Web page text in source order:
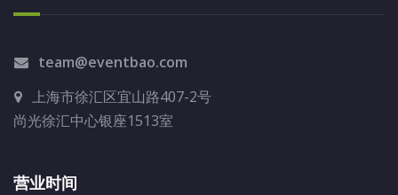
team@eventbao.com
上海市徐汇区宜山路407-2号
尚光徐汇中心银座1513室
营业时间